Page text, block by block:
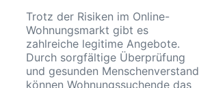
Trotz der Risiken im Online-
Wohnungsmarkt gibt es
zahlreiche legitime Angebote.
Durch sorgfältige Überprüfung
und gesunden Menschenverstand
können Wohnungssuchende das